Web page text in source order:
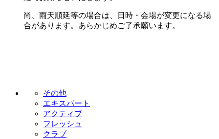
尚、雨天順延等の場合は、日時・会場が変更になる場
合があります。あらかじめご了承願います。
その他
エキスパート
アクティブ
フレッシュ
クラブ